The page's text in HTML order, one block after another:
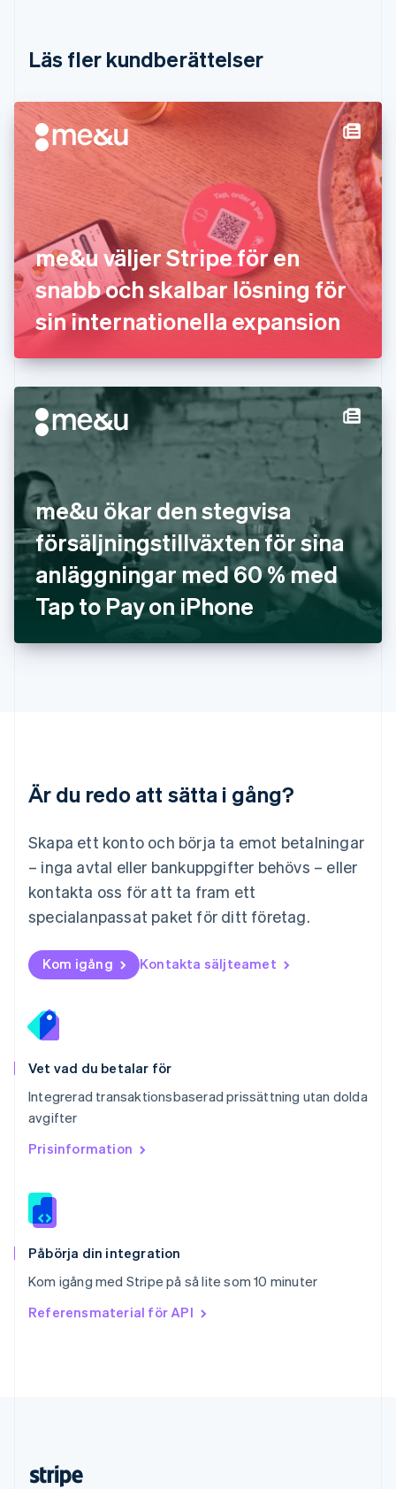
Läs fler kundberättelser
me&u väljer Stripe för en
snabb och skalbar lösning för
sin internationella expansion
me&u ökar den stegvisa
försäljningstillväxten för sina
anläggningar med 60 % med
Tap to Pay on iPhone
Är du redo att sätta i gång?
Skapa ett konto och börja ta emot betalningar
– inga avtal eller bankuppgifter behövs – eller
kontakta oss för att ta fram ett
specialanpassat paket för ditt företag.
Kom igång Kontakta säljteamet
Vet vad du betalar för
Integrerad transaktionsbaserad prissättning utan dolda
avgifter
Prisinformation
Påbörja din integration
Kom igång med Stripe på så lite som 10 minuter
Referensmaterial för API
English
Finland
EnglishSvenska
Frankrike
Français English
Förenade Arabemiraten
Gibraltar
English
Grekland
English
Hongkong SAR, Kina
English 简体中文
Indien
Irland
English
ItalianoEnglish
Japan
English
Kroatien
English Italiano
Lettland
Liechtenstein
Deutsch English
Litauen
Luxemburg
Nederländerna
Norge
English
Nya Zeeland
English
English
Português English
Rumänien
Schweiz
Deutsch
English简体中文
English
Slovenien
English Italiano
Storbritannien
Sverige
SvenskaEnglish
ไทยEnglish
English